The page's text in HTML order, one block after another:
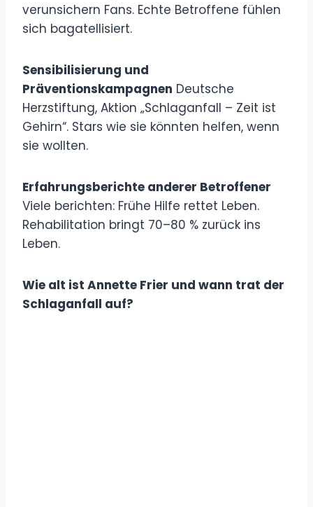
verunsichern Fans. Echte Betroffene fühlen
sich bagatellisiert.
Sensibilisierung und
Präventionskampagnen Deutsche
Herzstiftung, Aktion „Schlaganfall – Zeit ist
Gehirn“. Stars wie sie könnten helfen, wenn
sie wollten.
Erfahrungsberichte anderer Betroffener
Viele berichten: Frühe Hilfe rettet Leben.
Rehabilitation bringt 70–80 % zurück ins
Leben.
Wie alt ist Annette Frier und wann trat der
Schlaganfall auf?